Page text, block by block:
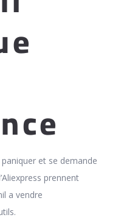
et se demande
prennent
a vendre